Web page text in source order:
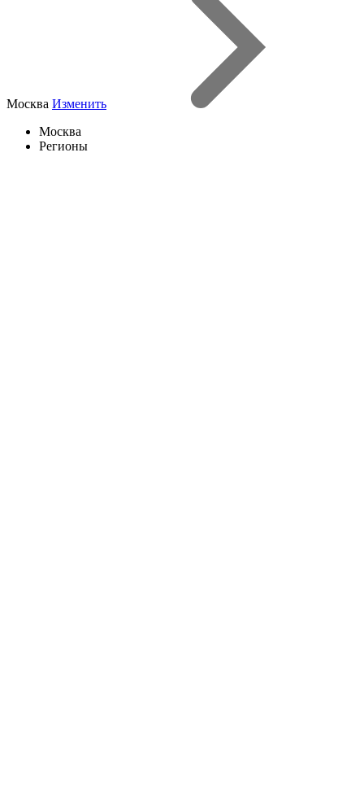
Москва Изменить
Москва
Регионы